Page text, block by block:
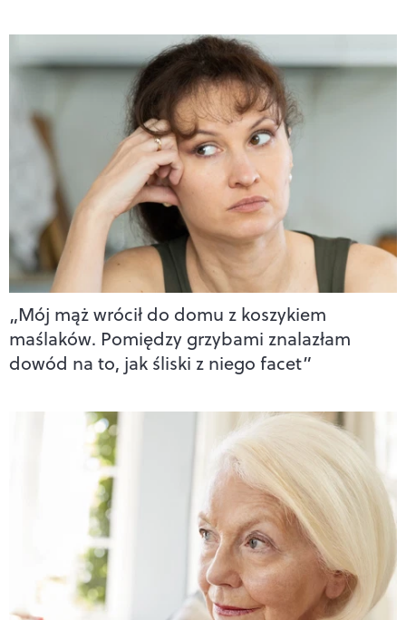
„Mój mąż wrócił do domu z koszykiem
maślaków. Pomiędzy grzybami znalazłam
dowód na to, jak śliski z niego facet”